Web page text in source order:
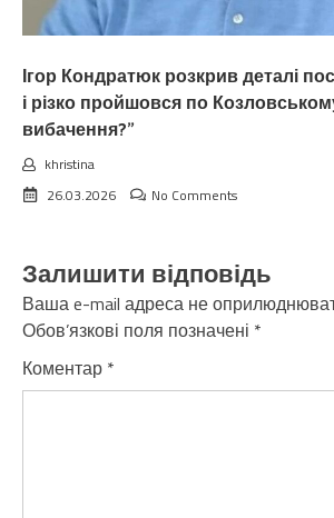
Ігор Кондратюк розкрив деталі
і різко пройшовся по
вибачення?”
khristina
26.03.2026
No Comments
Залишити відповідь
Ваша e-mail адреса не
Обов’язкові поля позначені *
Коментар *